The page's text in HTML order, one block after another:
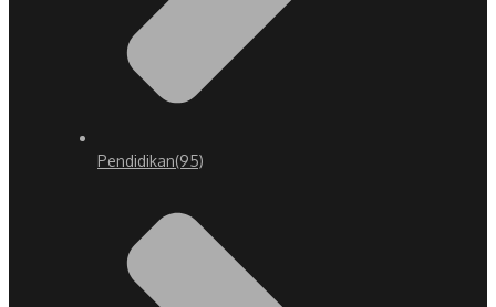
Pendidikan(95)